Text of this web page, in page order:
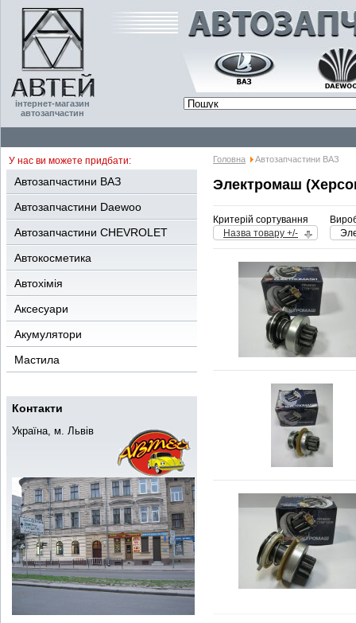
інтернет-магазин
автозапчастин
У нас ви можете придбати:
Автозапчастини ВАЗ
Автозапчастини Daewoo
Автозапчастини CHEVROLET
Автокосметика
Автохімія
Аксесуари
Акумулятори
Мастила
Контакти
Україна, м. Львів
Головна Автозапчастини ВАЗ
Электромаш
Критерій сортування
Назва товару +/-